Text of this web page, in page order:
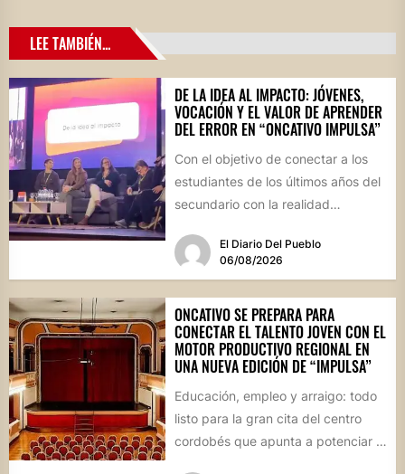
LEE TAMBIÉN...
DE LA IDEA AL IMPACTO: JÓVENES,
VOCACIÓN Y EL VALOR DE APRENDER
DEL ERROR EN “ONCATIVO IMPULSA”
Con el objetivo de conectar a los
estudiantes de los últimos años del
secundario con la realidad
El Diario Del Pueblo
06/08/2026
ONCATIVO SE PREPARA PARA
CONECTAR EL TALENTO JOVEN CON EL
MOTOR PRODUCTIVO REGIONAL EN
UNA NUEVA EDICIÓN DE “IMPULSA”
Educación, empleo y arraigo: todo
listo para la gran cita del centro
cordobés que apunta a potenciar el